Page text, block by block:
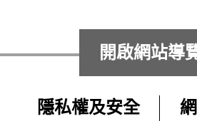
開啟網站導
隱私權及安全